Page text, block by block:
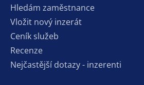
Hledám zaměstnance
Vložit nový inzerát
Ceník služeb
Recenze
Nejčastější dotazy - inzerenti